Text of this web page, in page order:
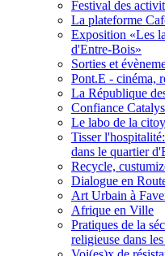
Festival des
La plateforme
Exposition «Les
d'Entre-Bois»
Sorties et
Pont.E - cinéma,
La République
Confiance
Le labo de la
Tisser
dans le quartier
Recycle,
Dialogue en
Art Urbain à
Afrique en Ville
Pratiques de la
religieuse dans